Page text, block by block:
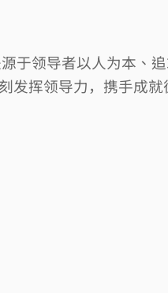
于领导者以人为本、
发挥领导力，携手成